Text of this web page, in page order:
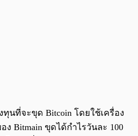
ทุนที่จะขุด Bitcoin โดยใช้เครื่อง
อง Bitmain ขุดได้กำไรวันละ 100